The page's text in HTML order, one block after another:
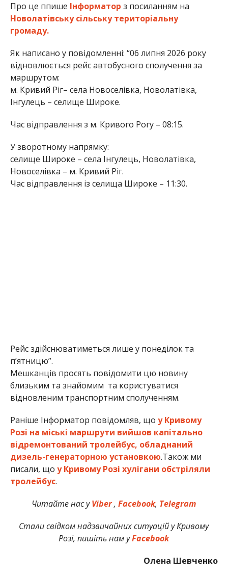
Про це ппише Інформатор з посиланням на
Новолатівську сільську територіальну
громаду.
Як написано у повідомленні: “06 липня 2026 року
відновлюється рейс автобусного сполучення за
маршрутом:
м. Кривий Ріг– села Новоселівка, Новолатівка,
Інгулець – селище Широке.
Час відправлення з м. Кривого Рогу – 08:15.
У зворотному напрямку:
селище Широке – села Інгулець, Новолатівка,
Новоселівка – м. Кривий Ріг.
Час відправлення із селища Широке – 11:30.
Рейс здійснюватиметься лише у понеділок та
п’ятницю”.
Мешканців просять повідомити цю новину
близьким та знайомим та користуватися
відновленим транспортним сполученням.
Раніше Інформатор повідомляв, що у Кривому
Розі на міські маршрути вийшов капітально
відремонтований тролейбус, обладнаний
дизель-генераторною установкою.Також ми
писали, що у Кривому Розі хулігани обстріляли
тролейбус.
Читайте нас уViber,Facebook, Telegram
Стали свідком надзвичайних ситуацій у Кривому
Розі, пишіть нам уFacebook
Олена Шевченко